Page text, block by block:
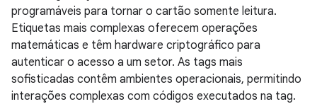
programáveis para tornar o cartão somente leitura.
Etiquetas mais complexas oferecem operações
matemáticas e têm hardware criptográfico para
autenticar o acesso a um setor. As tags mais
sofisticadas contêm ambientes operacionais, permitindo
interações complexas com códigos executados na tag.